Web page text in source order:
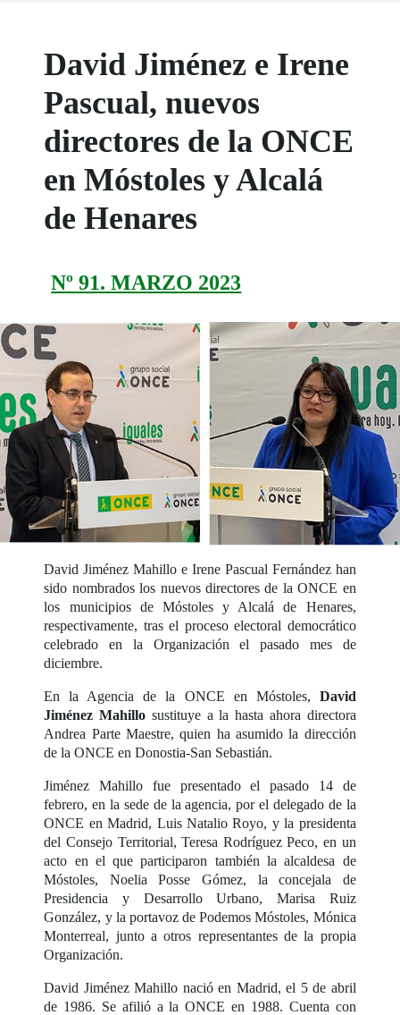
David Jiménez e Irene
Pascual, nuevos
directores de la ONCE
en Móstoles y Alcalá
de Henares
Nº 91. MARZO 2023
David Jiménez Mahillo e Irene Pascual Fernández han
sido nombrados los nuevos directores de la ONCE en
los municipios de Móstoles y Alcalá de Henares,
respectivamente, tras el proceso electoral democrático
celebrado en la Organización el pasado mes de
diciembre.
En la Agencia de la ONCE en Móstoles, David
Jiménez Mahillo sustituye a la hasta ahora directora
Andrea Parte Maestre, quien ha asumido la dirección
de la ONCE en Donostia-San Sebastián.
Jiménez Mahillo fue presentado el pasado 14 de
febrero, en la sede de la agencia, por el delegado de la
ONCE en Madrid, Luis Natalio Royo, y la presidenta
del Consejo Territorial, Teresa Rodríguez Peco, en un
acto en el que participaron también la alcaldesa de
Móstoles, Noelia Posse Gómez, la concejala de
Presidencia y Desarrollo Urbano, Marisa Ruiz
González, y la portavoz de Podemos Móstoles, Mónica
Monterreal, junto a otros representantes de la propia
Organización.
David Jiménez Mahillo nació en Madrid, el 5 de abril
de 1986. Se afilió a la ONCE en 1988. Cuenta con